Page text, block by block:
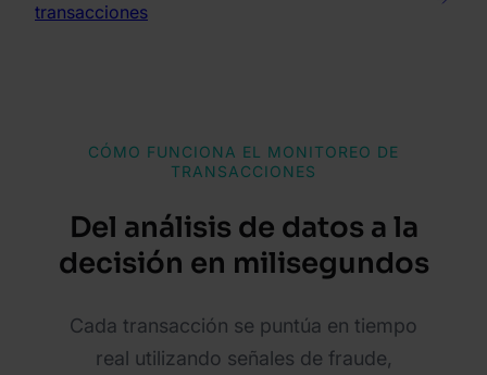
transacciones
CÓMO FUNCIONA EL MONITOREO DE
TRANSACCIONES
Del análisis de datos a la
decisión en milisegundos
Cada transacción se puntúa en tiempo
real utilizando señales de fraude,